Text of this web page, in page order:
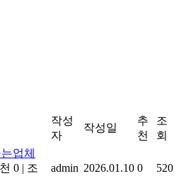
작성
자
작성일
추
천
조
회
업체
0 | 조
admin 2026.01.10 0 520